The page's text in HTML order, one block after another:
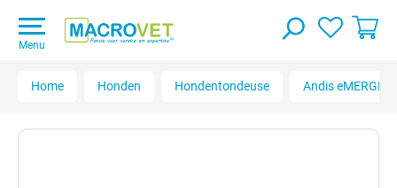
Menu
Home Honden Hondentondeuse Andis eMERGE